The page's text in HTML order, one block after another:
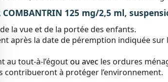
COMBANTRIN 125 mg/2,5 ml,
la vue et de la portée des enfants.
après la date de péremption indiquée
au tout-à-l’égoutou avec les ordures
contribueront à protéger l’environnement.